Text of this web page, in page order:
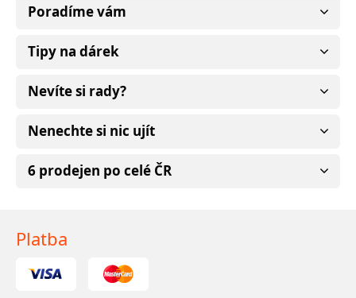
Poradíme vám
Tipy na dárek
Nevíte si rady?
Nenechte si nic ujít
6 prodejen po celé ČR
Platba